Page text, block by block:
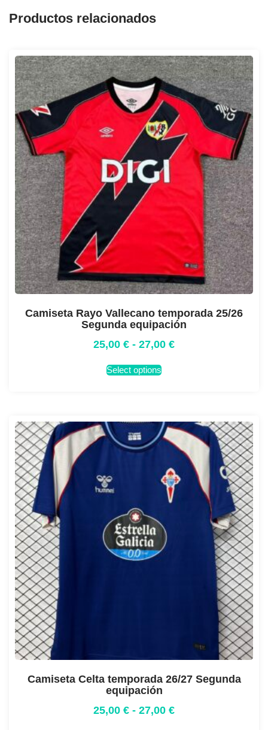
Productos relacionados
Camiseta Rayo Vallecano temporada 25/26
Segunda equipación
25,00 € - 27,00 €
Select options
Camiseta Celta temporada 26/27 Segunda
equipación
25,00 € - 27,00 €